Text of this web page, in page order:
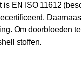
EN ISO 11612
Om doorbloeden
stoffen.